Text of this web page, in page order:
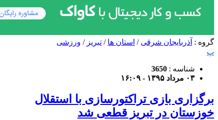
گروه : آذربایجان شرقی / استان ها / تبریز / ورزشی
پ
شناسه : 3650
۰۳ مرداد ۱۳۹۵ - ۱۶:۰۹
برگزاری بازی تراکتورسازی با استقلال
خوزستان در تبریز قطعی شد